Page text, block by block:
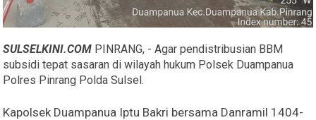
SULSELKINI.COM PINRANG, - Agar pendistribusian BBM
subsidi tepat sasaran di wilayah hukum Polsek Duampanua
Polres Pinrang Polda Sulsel.
Kapolsek Duampanua Iptu Bakri bersama Danramil 1404-